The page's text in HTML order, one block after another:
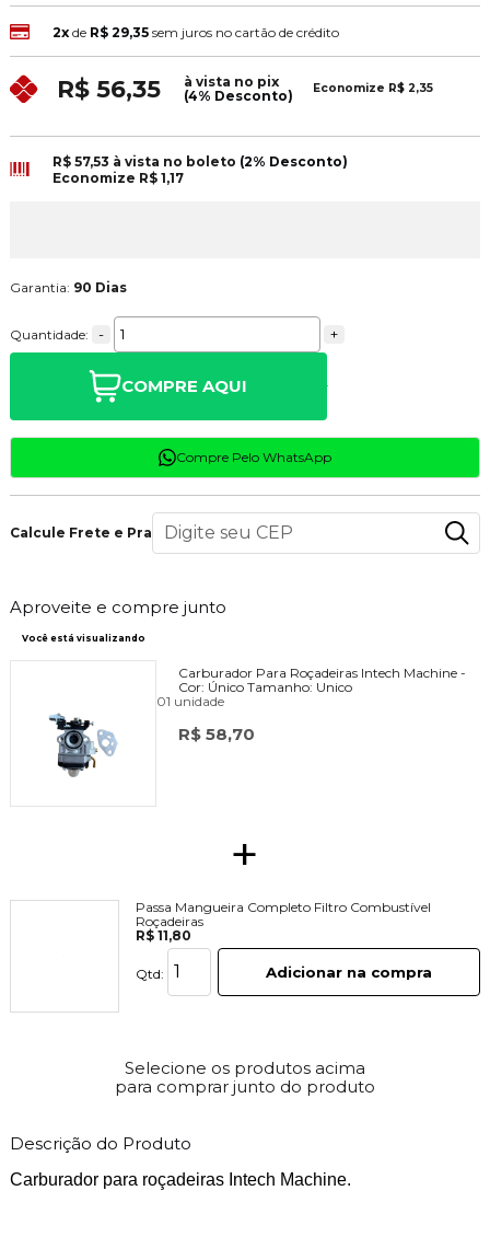
2xde R$ 29,35 sem juros no cartão de crédito
R$ 56,35
à vista no pix
(4% Desconto)
Economize R$ 2,35
R$ 57,53 à vista no boleto (2% Desconto)
Economize R$ 1,17
Garantia: 90 Dias
Quantidade: - +
COMPRE AQUI
Compre Pelo WhatsApp
Calcule Frete e Prazo
Aproveite e compre junto
Você está visualizando
Carburador Para Roçadeiras Intech Machine -
Cor: Único Tamanho: Unico
01 unidade
R$ 58,70
+
Passa Mangueira Completo Filtro Combustível
Roçadeiras
R$ 11,80
Qtd: Adicionar na compra
Selecione os produtos acima
para comprar junto do produto
Descrição do Produto
Carburador para roçadeiras Intech Machine.